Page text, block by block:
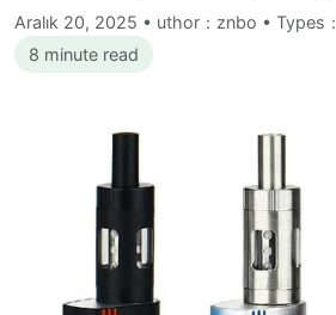
Aralık 20, 2025 • uthor：znbo • Types：
8 minute read